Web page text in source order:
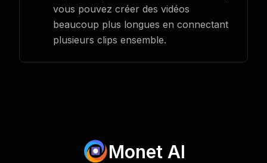
vous pouvez créer des vidéos
beaucoup plus longues en connectant
plusieurs clips ensemble.
Monet AI